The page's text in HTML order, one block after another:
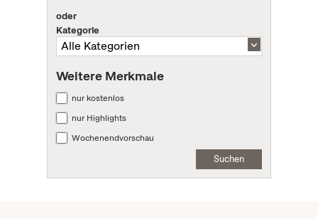
oder
Kategorie
Weitere Merkmale
nur kostenlos
nur Highlights
Wochenendvorschau
Suchen